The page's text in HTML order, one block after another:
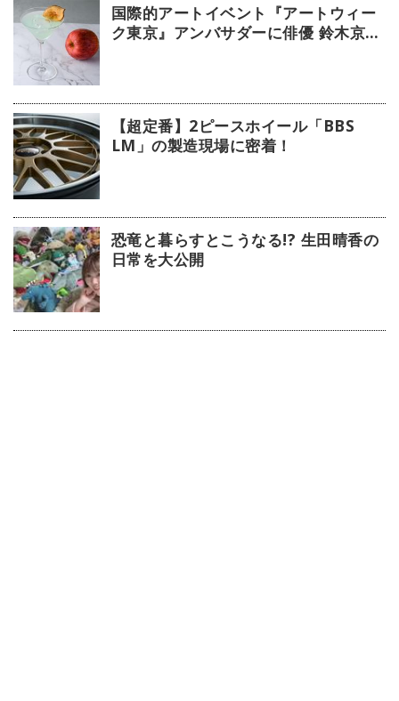
国際的アートイベント『アートウィー
ク東京』アンバサダーに俳優 鈴木京香
【超定番】2ピースホイール「BBS
LM」の製造現場に密着！
恐竜と暮らすとこうなる!? 生田晴香の
日常を大公開